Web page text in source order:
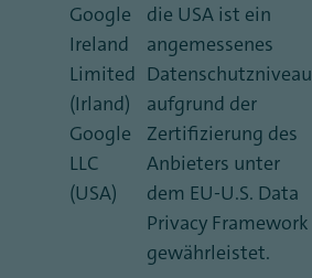
Google
Ireland
Limited
(Irland)
Google
LLC
(USA)
die USA ist ein
angemessenes
Datenschutzniveau
aufgrund der
Zertifizierung des
Anbieters unter
dem EU-U.S. Data
Privacy Framework
gewährleistet.